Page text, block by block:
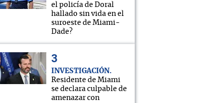
el policía de Doral
hallado sin vida en el
suroeste de Miami-
Dade?
INVESTIGACIÓN
Residente de Miami
se declara culpable de
amenazar con